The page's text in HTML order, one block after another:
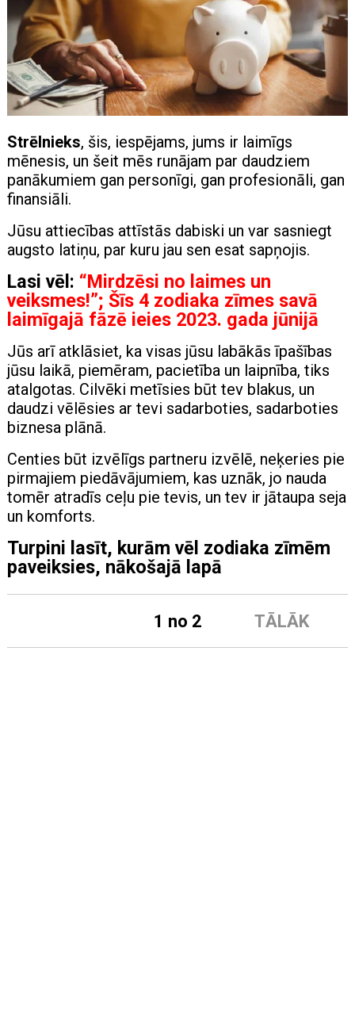
Strēlnieks, šis, iespējams, jums ir laimīgs
mēnesis, un šeit mēs runājam par daudziem
panākumiem gan personīgi, gan profesionāli, gan
finansiāli.
Jūsu attiecības attīstās dabiski un var sasniegt
augsto latiņu, par kuru jau sen esat sapņojis.
Lasi vēl: “Mirdzēsi no laimes un
veiksmes!”; Šīs 4 zodiaka zīmes savā
laimīgajā fāzē ieies 2023. gada jūnijā
Jūs arī atklāsiet, ka visas jūsu labākās īpašības
jūsu laikā, piemēram, pacietība un laipnība, tiks
atalgotas. Cilvēki metīsies būt tev blakus, un
daudzi vēlēsies ar tevi sadarboties, sadarboties
biznesa plānā.
Centies būt izvēlīgs partneru izvēlē, neķeries pie
pirmajiem piedāvājumiem, kas uznāk, jo nauda
tomēr atradīs ceļu pie tevis, un tev ir jātaupa seja
un komforts.
Turpini lasīt, kurām vēl zodiaka zīmēm
paveiksies, nākošajā lapā
TĀLĀK
1 no 2